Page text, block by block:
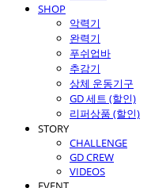
SHOP
악력기
완력기
푸쉬업바
추감기
상체 운동기구
GD 세트 (할인)
리퍼상품 (할인)
STORY
CHALLENGE
GD CREW
VIDEOS